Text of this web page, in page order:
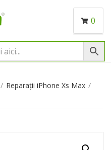
0
/ Reparații iPhone Xs Max /